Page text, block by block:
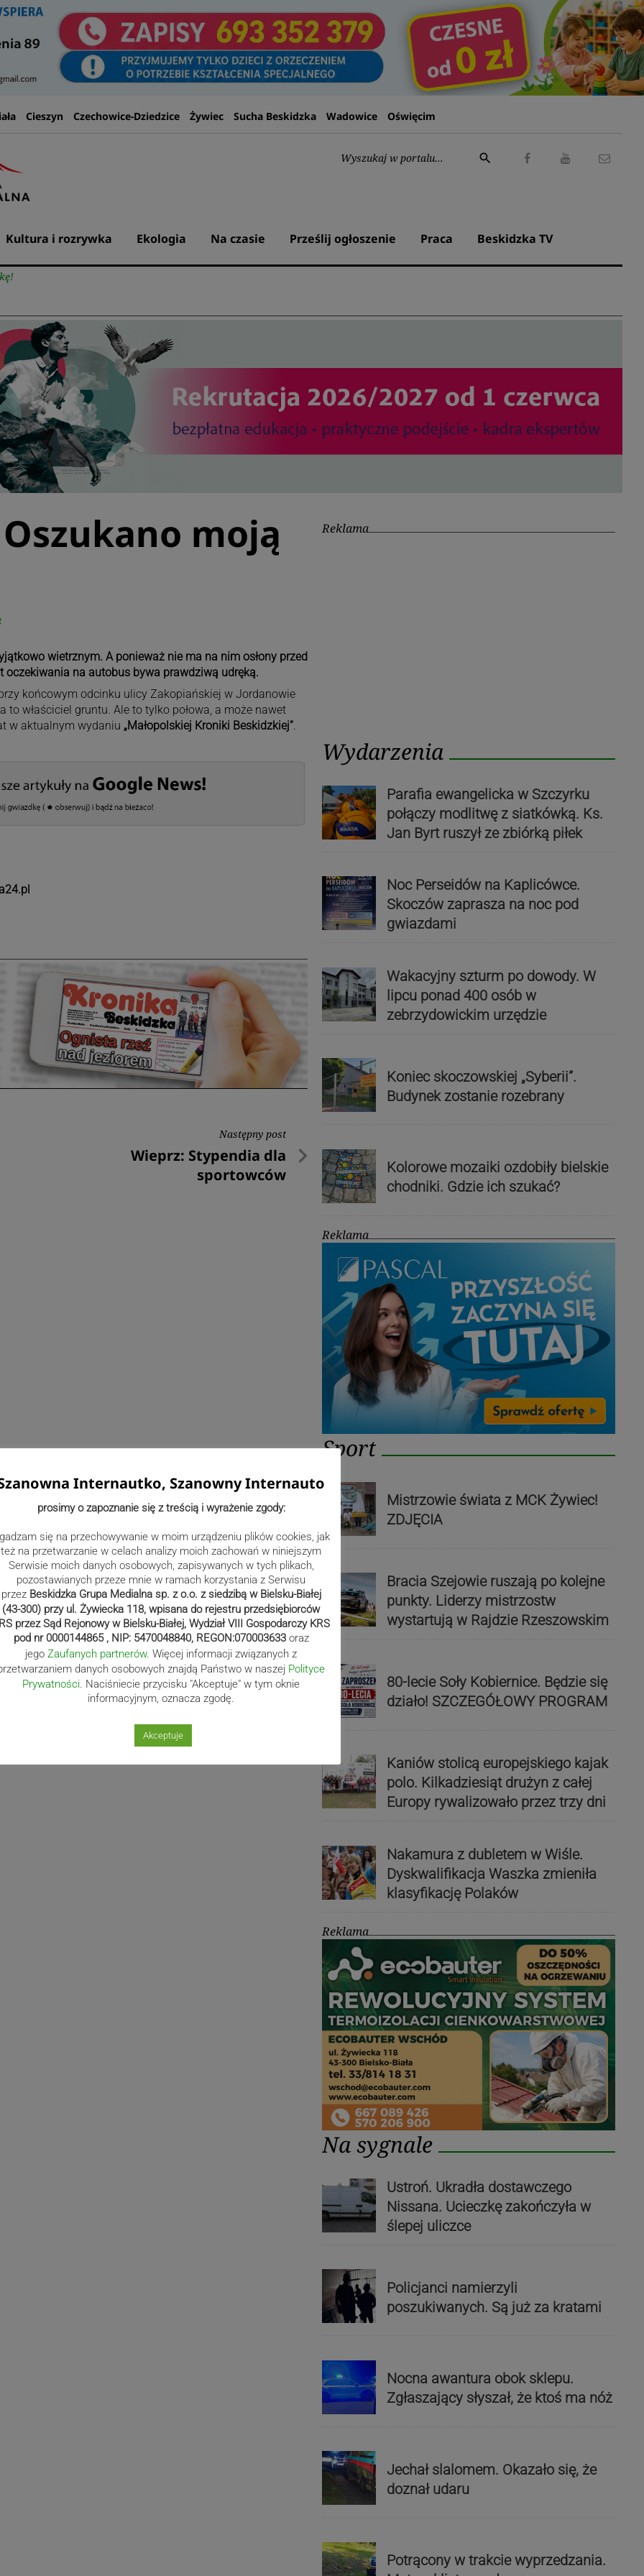
Cieszyn Czechowice-Dziedzice Żywiec Sucha Beskidzka Wadowice Oświęcim
Wyszukaj:
search
Kultura i rozrywka Ekologia Na czasie Prześlij ogłoszenie Praca Beskidzka TV
moją
wietrznym. A ponieważ nie ma na nim osłony przed
na autobus bywa prawdziwą udręką.
końcowym odcinku ulicy Zakopiańskiej w Jordanowie
to właściciel gruntu. Ale to tylko połowa, a może nawet
w aktualnym wydaniu „Małopolskiej Kroniki Beskidzkiej”.
Następny post
Następny
Wieprz: Stypendia dla
sportowców
Reklama
Wydarzenia
Parafia ewangelicka w Szczyrku
połączy modlitwę z siatkówką. Ks.
Jan Byrt ruszył ze zbiórką piłek
Noc Perseidów na Kaplicówce.
Skoczów zaprasza na noc pod
gwiazdami
Wakacyjny szturm po dowody. W
lipcu ponad 400 osób w
zebrzydowickim urzędzie
Koniec skoczowskiej „Syberii”.
Budynek zostanie rozebrany
Kolorowe mozaiki ozdobiły bielskie
chodniki. Gdzie ich szukać?
Reklama
Sport
Mistrzowie świata z MCK Żywiec!
ZDJĘCIA
Bracia Szejowie ruszają po kolejne
punkty. Liderzy mistrzostw
wystartują w Rajdzie Rzeszowskim
80-lecie Soły Kobiernice. Będzie się
działo! SZCZEGÓŁOWY PROGRAM
Kaniów stolicą europejskiego kajak
polo. Kilkadziesiąt drużyn z całej
Europy rywalizowało przez trzy dni
Nakamura z dubletem w Wiśle.
Dyskwalifikacja Waszka zmieniła
klasyfikację Polaków
Reklama
Na sygnale
Ustroń. Ukradła dostawczego
Nissana. Ucieczkę zakończyła w
ślepej uliczce
Policjanci namierzyli
poszukiwanych. Są już za kratami
Nocna awantura obok sklepu.
Zgłaszający słyszał, że ktoś ma nóż
Jechał slalomem. Okazało się, że
doznał udaru
Potrącony w trakcie wyprzedzania.
Internautko, Szanowny Internauto
prosimy o zapoznanie się z treścią i wyrażenie zgody:
się na przechowywanie w moim urządzeniu plików cookies, jak
też na przetwarzanie w celach analizy moich zachowań w niniejszym
Serwisie moich danych osobowych, zapisywanych w tych plikach,
pozostawianych przeze mnie w ramach korzystania z Serwisu
przez Beskidzka Grupa Medialna sp. z o.o. z siedzibą w Bielsku-Białej
(43-300) przy ul. Żywiecka 118, wpisana do rejestru przedsiębiorców
przez Sąd Rejonowy w Bielsku-Białej, Wydział VIII Gospodarczy KRS
pod nr 0000144865 , NIP: 5470048840, REGON:070003633 oraz
jego Zaufanych partnerów. Więcej informacji związanych z
danych osobowych znajdą Państwo w naszej Polityce
Prywatności . Naciśniecie przycisku "Akceptuje" w tym oknie
informacyjnym, oznacza zgodę.
Akceptuje